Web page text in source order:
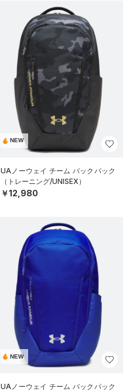
NEW
UAノーウェイ チーム バックパック
（トレーニング/UNISEX）
￥12,980
NEW
UAノーウェイ チーム バックパック